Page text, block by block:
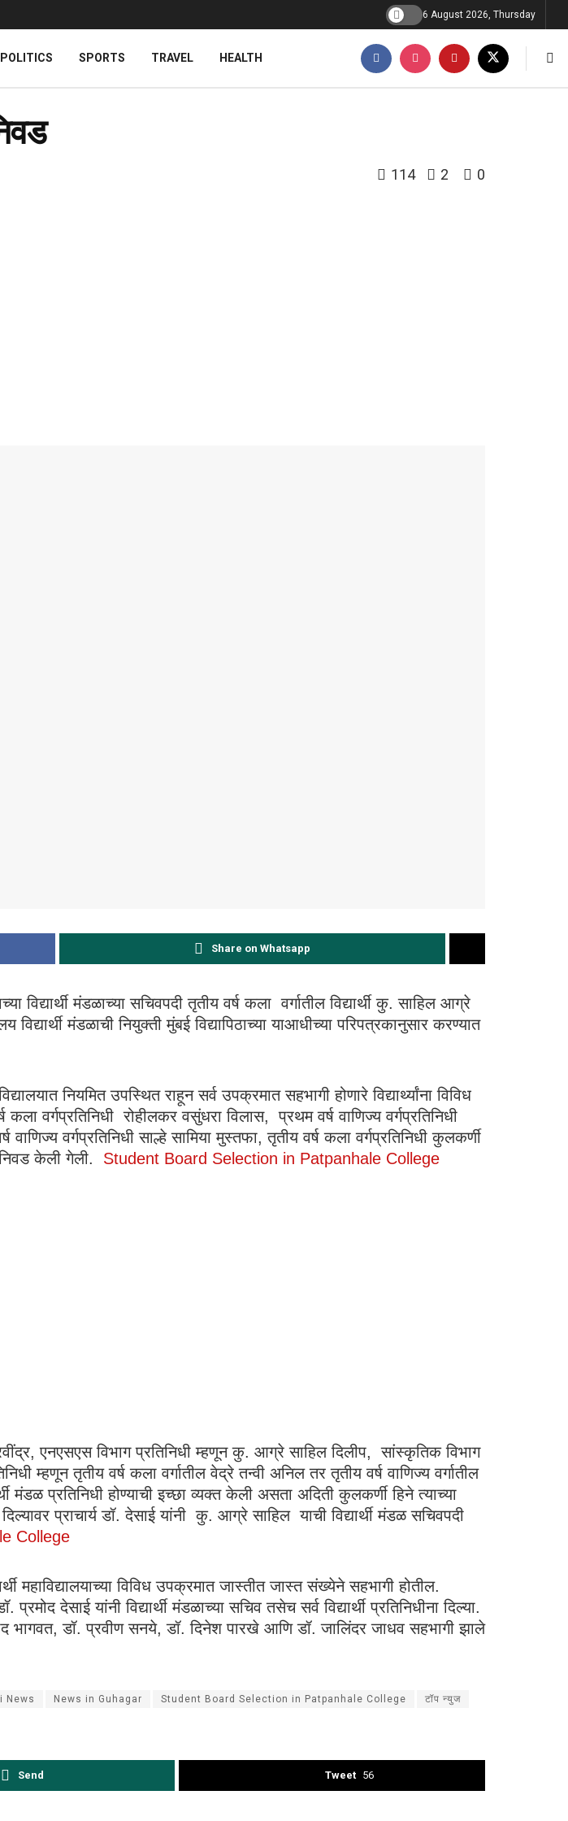
6 August 2026, Thursday
POLITICS SPORTS TRAVEL HEALTH
114 2 0
Share on Whatsapp
विद्यार्थी मंडळाच्या सचिवपदी तृतीय वर्ष कला वर्गातील विद्यार्थी कु. साहिल आग्रे
मंडळाची नियुक्ती मुंबई विद्यापिठाच्या याआधीच्या परिपत्रकानुसार करण्यात
नियमित उपस्थित राहून सर्व उपक्रमात सहभागी होणारे विद्यार्थ्यांना विविध
वर्गप्रतिनिधी रोहीलकर वसुंधरा विलास, प्रथम वर्ष वाणिज्य वर्गप्रतिनिधी
वाणिज्य वर्गप्रतिनिधी साल्हे सामिया मुस्तफा, तृतीय वर्ष कला वर्गप्रतिनिधी कुलकर्णी
निवड केली गेली. Student Board Selection in Patpanhale College
रवींद्र, एनएसएस विभाग प्रतिनिधी म्हणून कु. आग्रे साहिल दिलीप, सांस्कृतिक विभाग
म्हणून तृतीय वर्ष कला वर्गातील वेद्रे तन्वी अनिल तर तृतीय वर्ष वाणिज्य वर्गातील
प्रतिनिधी होण्याची इच्छा व्यक्त केली असता अदिती कुलकर्णी हिने त्याच्या
प्राचार्य डॉ. देसाई यांनी कु. आग्रे साहिल याची विद्यार्थी मंडळ सचिवपदी
College
महाविद्यालयाच्या विविध उपक्रमात जास्तीत जास्त संख्येने सहभागी होतील.
देसाई यांनी विद्यार्थी मंडळाच्या सचिव तसेच सर्व विद्यार्थी प्रतिनिधीना दिल्या.
भागवत, डॉ. प्रवीण सनये, डॉ. दिनेश पारखे आणि डॉ. जालिंदर जाधव सहभागी झाले
News News in Guhagar Student Board Selection in Patpanhale College टॉप न्युज
Send Tweet 56